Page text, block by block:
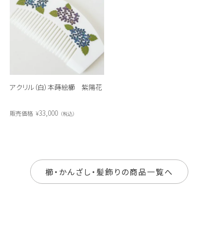
アクリル（白）本蒔絵櫛 紫陽花
販売価格 ¥33,000 税込
櫛・かんざし・髪飾りの商品一覧へ